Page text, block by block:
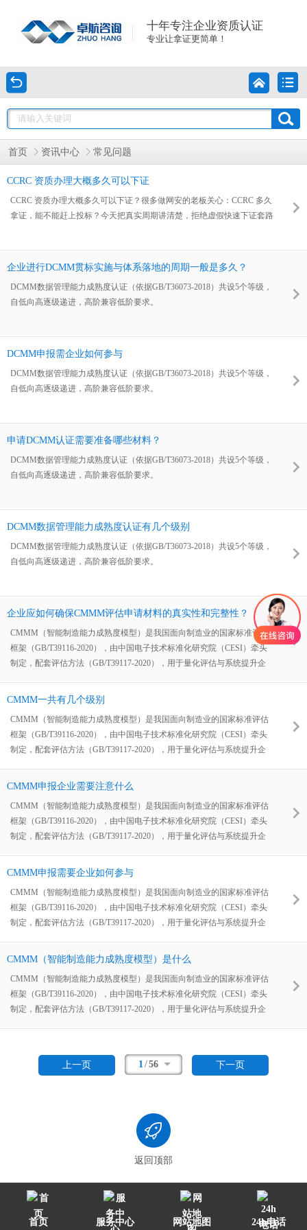
十年专注企业资质认证
专业让拿证更简单！
首页 资讯中心 常见问题
CCRC 资质办理大概多久可以下证
CCRC 资质办理大概多久可以下证？很多做网安的老板关心：CCRC 多久
拿证，能不能赶上投标？今天把真实周期讲清楚，拒绝虚假快速下证套路
企业进行DCMM贯标实施与体系落地的周期一般是多久？
DCMM数据管理能力成熟度认证（依据GB/T36073-2018）共设5个等级，
自低向高逐级递进，高阶兼容低阶要求。
DCMM申报需企业如何参与
DCMM数据管理能力成熟度认证（依据GB/T36073-2018）共设5个等级，
自低向高逐级递进，高阶兼容低阶要求。
申请DCMM认证需要准备哪些材料？
DCMM数据管理能力成熟度认证（依据GB/T36073-2018）共设5个等级，
自低向高逐级递进，高阶兼容低阶要求。
DCMM数据管理能力成熟度认证有几个级别
DCMM数据管理能力成熟度认证（依据GB/T36073-2018）共设5个等级，
自低向高逐级递进，高阶兼容低阶要求。
企业应如何确保CMMM评估申请材料的真实性和完整性？
CMMM（智能制造能力成熟度模型）是我国面向制造业的国家标准评估
框架（GB/T39116-2020），由中国电子技术标准化研究院（CESI）牵头
制定，配套评估方法（GB/T39117-2020），用于量化评估与系统提升企
质量发展。
CMMM一共有几个级别
CMMM（智能制造能力成熟度模型）是我国面向制造业的国家标准评估
框架（GB/T39116-2020），由中国电子技术标准化研究院（CESI）牵头
制定，配套评估方法（GB/T39117-2020），用于量化评估与系统提升企
质量发展。
CMMM申报企业需要注意什么
CMMM（智能制造能力成熟度模型）是我国面向制造业的国家标准评估
框架（GB/T39116-2020），由中国电子技术标准化研究院（CESI）牵头
制定，配套评估方法（GB/T39117-2020），用于量化评估与系统提升企
质量发展。
CMMM申报需要企业如何参与
CMMM（智能制造能力成熟度模型）是我国面向制造业的国家标准评估
框架（GB/T39116-2020），由中国电子技术标准化研究院（CESI）牵头
制定，配套评估方法（GB/T39117-2020），用于量化评估与系统提升企
质量发展。
CMMM（智能制造能力成熟度模型）是什么
CMMM（智能制造能力成熟度模型）是我国面向制造业的国家标准评估
框架（GB/T39116-2020），由中国电子技术标准化研究院（CESI）牵头
制定，配套评估方法（GB/T39117-2020），用于量化评估与系统提升企
上一页 1 /56 下一页
返回顶部
首页 服务中心 网站地图 24h电话